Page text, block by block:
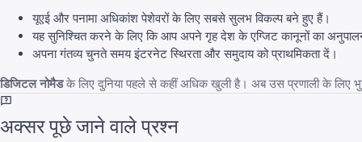
यूएई और पनामा अधिकांश पेशेवरों के लिए सबसे सुलभ विकल्प बने हुए हैं।
यह सुनिश्चित करने के लिए कि आप अपने गृह देश के एग्जिट कानूनों का
अपना गंतव्य चुनते समय इंटरनेट स्थिरता और समुदाय को प्राथमिकता दें।
डिजिटल नोमैडके लिए दुनिया पहले से कहीं अधिक खुली है। अब उस प्रणाली के लिए
अक्सर पूछे जाने वाले प्रश्न